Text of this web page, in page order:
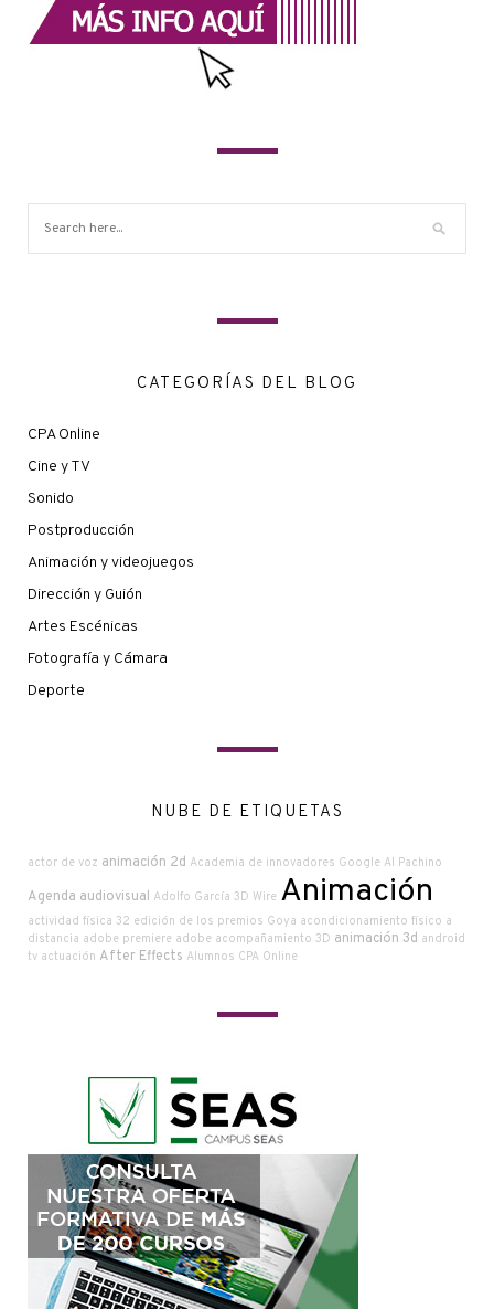
CATEGORÍAS DEL BLOG
CPA Online
Cine y TV
Sonido
Postproducción
Animación y videojuegos
Dirección y Guión
Artes Escénicas
Fotografía y Cámara
Deporte
NUBE DE ETIQUETAS
actor de voz animación 2d Academia de innovadores Google Al Pachino
Agenda audiovisual Adolfo García 3D Wire Animación
actividad física 32 edición de los premios Goya acondicionamiento físico a
distancia adobe premiere adobe acompañamiento 3D animación 3d android
tv actuación After Effects Alumnos CPA Online